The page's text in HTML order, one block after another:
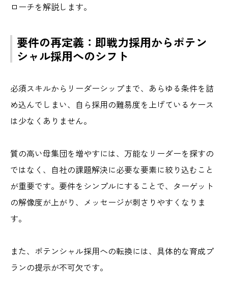
ローチを解説します。
要件の再定義：即戦力採用からポテン
シャル採用へのシフト
必須スキルからリーダーシップまで、あらゆる条件を詰
め込んでしまい、自ら採用の難易度を上げているケース
は少なくありません。
質の高い母集団を増やすには、万能なリーダーを探すの
ではなく、自社の課題解決に必要な要素に絞り込むこと
が重要です。要件をシンプルにすることで、ターゲット
の解像度が上がり、メッセージが刺さりやすくなりま
す。
また、ポテンシャル採用への転換には、具体的な育成プ
ランの提示が不可欠です。